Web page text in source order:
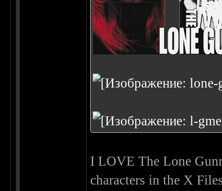
I LOVE The Lone
characters in the X